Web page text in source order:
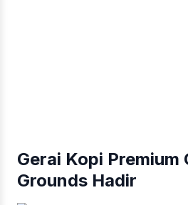
Gerai Kopi Premium
Grounds Hadir